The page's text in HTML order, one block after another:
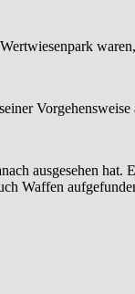
ausgesehen
Waffen